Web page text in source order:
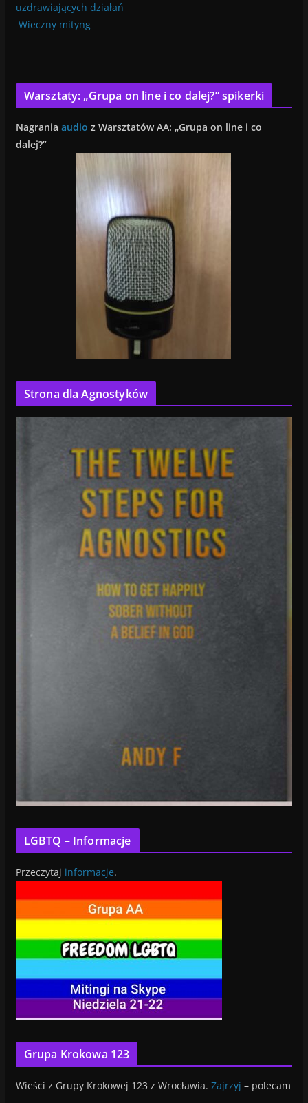
uzdrawiających działań
Wieczny mityng
Warsztaty: „Grupa on line i co dalej?” spikerki
Nagrania audio z Warsztatów AA: „Grupa on line i co
dalej?”
Strona dla Agnostyków
LGBTQ – Informacje
Przeczytaj informacje.
Grupa Krokowa 123
Wieści z Grupy Krokowej 123 z Wrocławia. Zajrzyj – polecam